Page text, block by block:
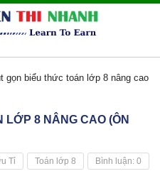
gọn biểu thức toán lớp 8 nâng cao
LỚP 8 NÂNG CAO (ÔN
Tỉ Toán lớp 8 Bình luận: 0